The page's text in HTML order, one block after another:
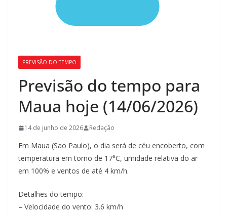
PREVISÃO DO TEMPO
Previsão do tempo para
Maua hoje (14/06/2026)
14 de junho de 2026 Redação
Em Maua (Sao Paulo), o dia será de céu encoberto, com
temperatura em torno de 17°C, umidade relativa do ar
em 100% e ventos de até 4 km/h.
Detalhes do tempo:
– Velocidade do vento: 3.6 km/h